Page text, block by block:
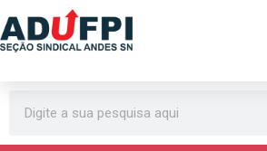
Pular
conteúdo